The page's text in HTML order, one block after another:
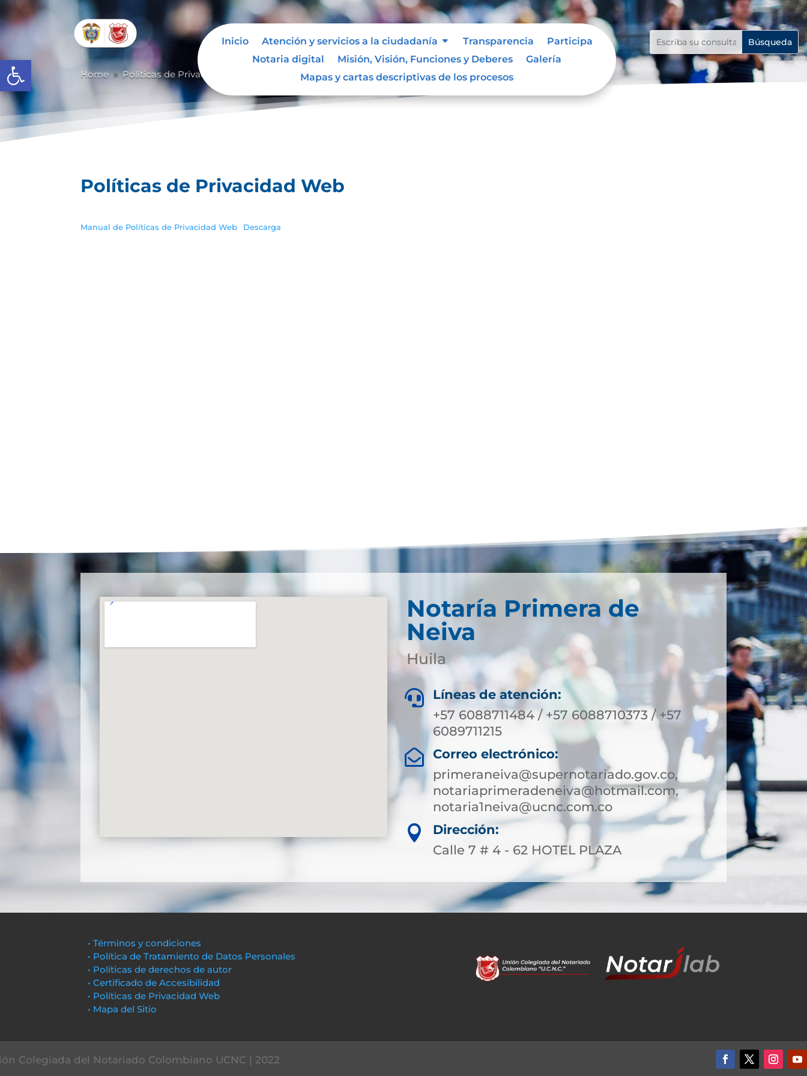
Abrir barra de herramientas
Inicio Atención y servicios a la ciudadanía Transparencia
Participa
Notaria digital
Misión, Visión, Funciones y Deberes
Galería
Mapas y cartas descriptivas de los procesos
Home 9 Políticas de Privacidad Web Políticas de Privacidad Web
Políticas de Privacidad Web
Manual de Políticas de Privacidad Web Descarga
Notaría Primera de
Neiva
Huila

Líneas de atención:
+57 6088711484 / +57 6088710373 / +57
6089711215

Correo electrónico:
primeraneiva@supernotariado.gov.co,
notariaprimeradeneiva@hotmail.com,
notaria1neiva@ucnc.com.co

Dirección:
Calle 7 # 4 - 62 HOTEL PLAZA
• Términos y condiciones
• Política de Tratamiento de Datos Personales
• Políticas de derechos de autor
• Certificado de Accesibilidad
• Políticas de Privacidad Web
• Mapa del Sitio
Colegiada del Notariado Colombiano UCNC | 2022